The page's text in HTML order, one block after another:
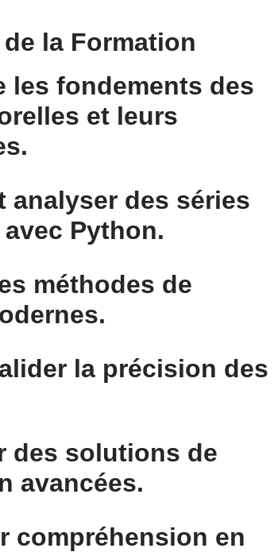
la Formation
les fondements des
et leurs
analyser des séries
Python.
méthodes de
la précision des
des solutions de
avancées.
compréhension en